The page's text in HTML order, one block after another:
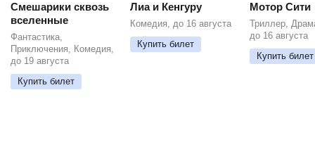
Смешарики сквозь
вселенные
Фантастика,
Приключения, Комедия,
до 19 августа
Купить билет
Лиа и Кенгуру
Комедия, до 16 августа
Купить билет
Мотор Сити
Триллер,
до 16 августа
Купить билет